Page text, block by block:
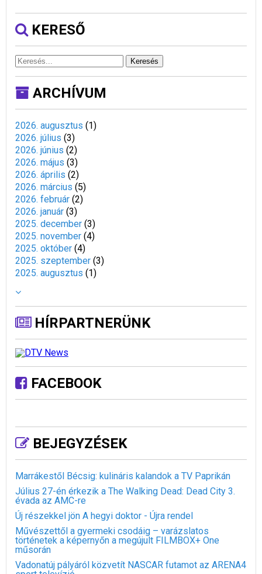
KERESŐ
Keresés
ARCHÍVUM
2026. augusztus (1)
2026. július (3)
2026. június (2)
2026. május (3)
2026. április (2)
2026. március (5)
2026. február (2)
2026. január (3)
2025. december (3)
2025. november (4)
2025. október (4)
2025. szeptember (3)
2025. augusztus (1)
HÍRPARTNERÜNK
FACEBOOK
BEJEGYZÉSEK
Marrákestől Bécsig: kulináris kalandok a TV Paprikán
Július 27-én érkezik a The Walking Dead: Dead City 3.
évada az AMC-re
Új részekkel jön A hegyi doktor - Újra rendel
Művészettől a gyermeki csodáig – varázslatos
történetek a képernyőn a megújult FILMBOX+ One
műsorán
Vadonatúj pályáról közvetít NASCAR futamot az ARENA4